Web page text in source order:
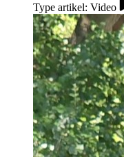
Type artikel: Video